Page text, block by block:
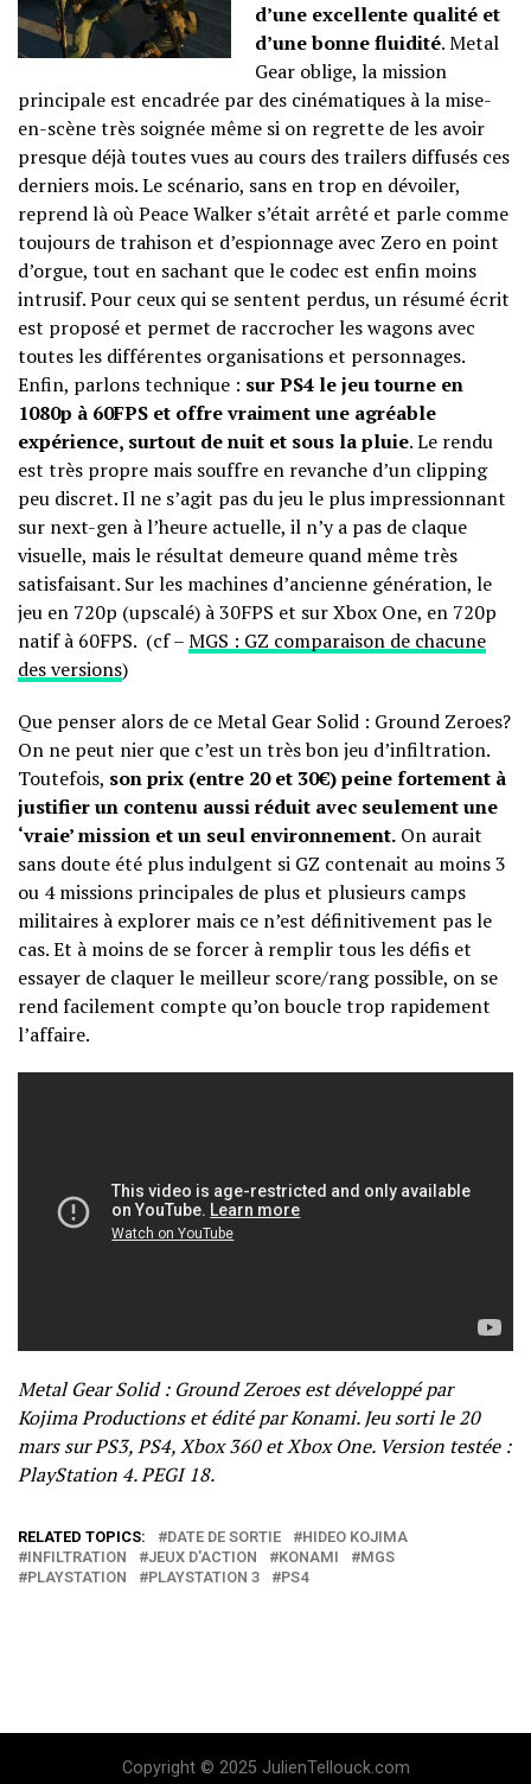
d’une excellente qualité et
d’une bonne fluidité. Metal
Gear oblige, la mission
principale est encadrée par des cinématiques à la mise-
en-scène très soignée même si on regrette de les avoir
presque déjà toutes vues au cours des trailers diffusés ces
derniers mois. Le scénario, sans en trop en dévoiler,
reprend là où Peace Walker s’était arrêté et parle comme
toujours de trahison et d’espionnage avec Zero en point
d’orgue, tout en sachant que le codec est enfin moins
intrusif. Pour ceux qui se sentent perdus, un résumé écrit
est proposé et permet de raccrocher les wagons avec
toutes les différentes organisations et personnages.
Enfin, parlons technique : sur PS4 le jeu tourne en
1080p à 60FPS et offre vraiment une agréable
expérience, surtout de nuit et sous la pluie. Le rendu
est très propre mais souffre en revanche d’un clipping
peu discret. Il ne s’agit pas du jeu le plus impressionnant
sur next-gen à l’heure actuelle, il n’y a pas de claque
visuelle, mais le résultat demeure quand même très
satisfaisant. Sur les machines d’ancienne génération, le
jeu en 720p (upscalé) à 30FPS et sur Xbox One, en 720p
natif à 60FPS. (cf –MGS : GZ comparaison de chacune
des versions)
Que penser alors de ce Metal Gear Solid : Ground Zeroes?
On ne peut nier que c’est un très bon jeu d’infiltration.
Toutefois, son prix (entre 20 et 30€) peine fortement à
justifier un contenu aussi réduit avec seulement une
‘vraie’ mission et un seul environnement. On aurait
sans doute été plus indulgent si GZ contenait au moins 3
ou 4 missions principales de plus et plusieurs camps
militaires à explorer mais ce n’est définitivement pas le
cas. Et à moins de se forcer à remplir tous les défis et
essayer de claquer le meilleur score/rang possible, on se
rend facilement compte qu’on boucle trop rapidement
l’affaire.
Metal Gear Solid : Ground Zeroes est développé par
Kojima Productions et édité par Konami. Jeu sorti le 20
mars sur PS3, PS4, Xbox 360 et Xbox One. Version testée :
PlayStation 4. PEGI 18.
RELATED TOPICS: DATE DE SORTIE
HIDEO KOJIMA
INFILTRATION
JEUX D'ACTION KONAMI
MGS
PLAYSTATION
PLAYSTATION 3 PS4
Copyright © 2025 JulienTellouck.com